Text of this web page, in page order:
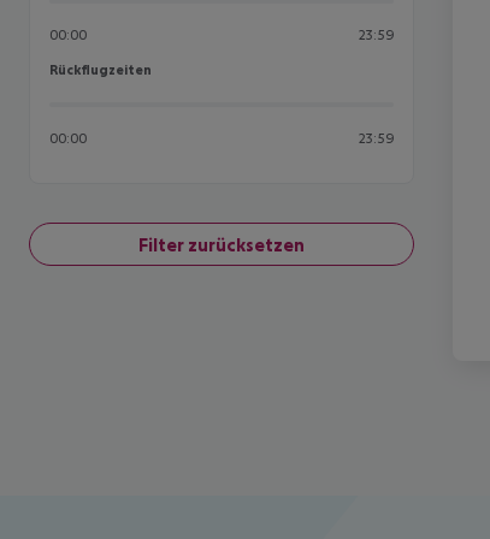
00:00 23:59
Rückflugzeiten
Rückflugzeiten
00:00 23:59
Filter zurücksetzen